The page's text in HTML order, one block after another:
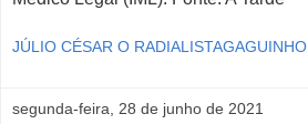
JÚLIO CÉSAR O RADIALISTAGAGUINHO
segunda-feira, 28 de junho de 2021